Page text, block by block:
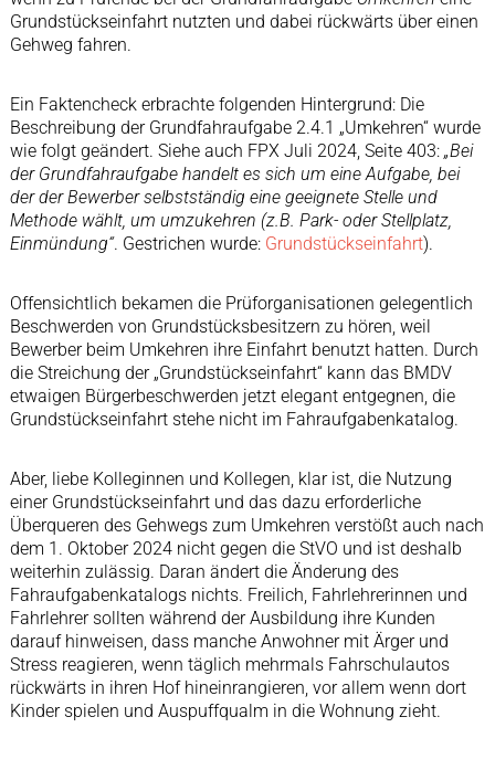
Grundstückseinfahrt nutzten und dabei rückwärts über einen
Gehweg fahren.
Ein Faktencheck erbrachte folgenden Hintergrund: Die
Beschreibung der Grundfahraufgabe 2.4.1 „Umkehren“ wurde
wie folgt geändert. Siehe auch FPX Juli 2024, Seite 403: „Bei
der Grundfahraufgabe handelt es sich um eine Aufgabe, bei
der der Bewerber selbstständig eine geeignete Stelle und
Methode wählt, um umzukehren (z.B. Park- oder Stellplatz,
Einmündung“. Gestrichen wurde: Grundstückseinfahrt).
Offensichtlich bekamen die Prüforganisationen gelegentlich
Beschwerden von Grundstücksbesitzern zu hören, weil
Bewerber beim Umkehren ihre Einfahrt benutzt hatten. Durch
die Streichung der „Grundstückseinfahrt“ kann das BMDV
etwaigen Bürgerbeschwerden jetzt elegant entgegnen, die
Grundstückseinfahrt stehe nicht im Fahraufgabenkatalog.
Aber, liebe Kolleginnen und Kollegen, klar ist, die Nutzung
einer Grundstückseinfahrt und das dazu erforderliche
Überqueren des Gehwegs zum Umkehren verstößt auch nach
dem 1. Oktober 2024 nicht gegen die StVO und ist deshalb
weiterhin zulässig. Daran ändert die Änderung des
Fahraufgabenkatalogs nichts. Freilich, Fahrlehrerinnen und
Fahrlehrer sollten während der Ausbildung ihre Kunden
darauf hinweisen, dass manche Anwohner mit Ärger und
Stress reagieren, wenn täglich mehrmals Fahrschulautos
rückwärts in ihren Hof hineinrangieren, vor allem wenn dort
Kinder spielen und Auspuffqualm in die Wohnung zieht.